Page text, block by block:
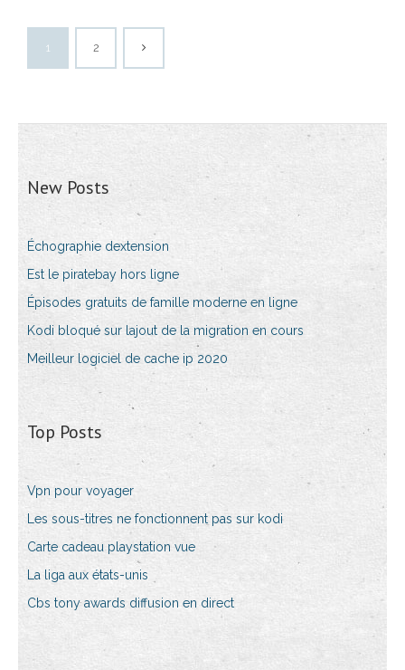
1 2
New Posts
Échographie dextension
Est le piratebay hors ligne
Épisodes gratuits de famille moderne en ligne
Kodi bloqué sur lajout de la migration en cours
Meilleur logiciel de cache ip 2020
Top Posts
Vpn pour voyager
Les sous-titres ne fonctionnent pas sur kodi
Carte cadeau playstation vue
La liga aux états-unis
Cbs tony awards diffusion en direct